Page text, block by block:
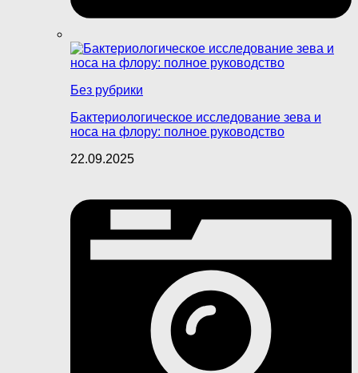
Без рубрики
Бактериологическое исследование зева и
носа на флору: полное руководство
22.09.2025